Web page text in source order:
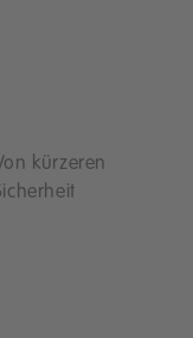
kürzeren